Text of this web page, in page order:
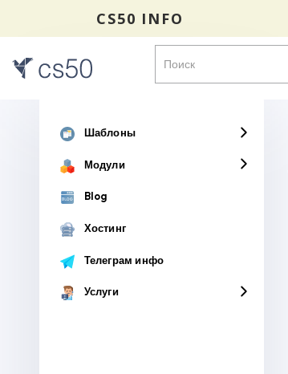
CS50 INFO
Шаблоны
Модули
Blog
Хостинг
Телеграм инфо
Услуги